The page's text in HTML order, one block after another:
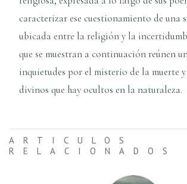
caracterizar ese cuestionamiento de una
ubicada entre la religión y la
que se muestran a continuación reúnen
inquietudes por el misterio de la muerte
divinos que hay ocultos en la naturaleza.
ARTICULOS
RELACIONADOS